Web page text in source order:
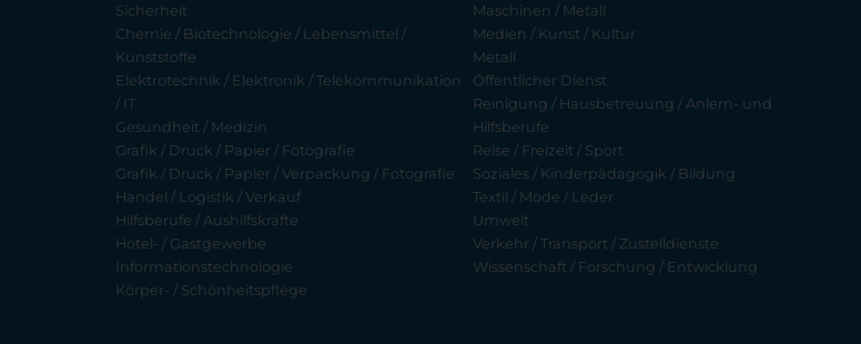
Sicherheit
Chemie / Biotechnologie / Lebensmittel /
Kunststoffe
Elektrotechnik / Elektronik / Telekommunikation
/ IT
Gesundheit / Medizin
Grafik / Druck / Papier / Fotografie
Grafik / Druck / Papier / Verpackung / Fotografie
Handel / Logistik / Verkauf
Hilfsberufe / Aushilfskräfte
Hotel- / Gastgewerbe
Informationstechnologie
Körper- / Schönheitspflege
Maschinen / Metall
Medien / Kunst / Kultur
Metall
Öffentlicher Dienst
Reinigung / Hausbetreuung / Anlern- und
Hilfsberufe
Reise / Freizeit / Sport
Soziales / Kinderpädagogik / Bildung
Textil / Mode / Leder
Umwelt
Verkehr / Transport / Zustelldienste
Wissenschaft / Forschung / Entwicklung